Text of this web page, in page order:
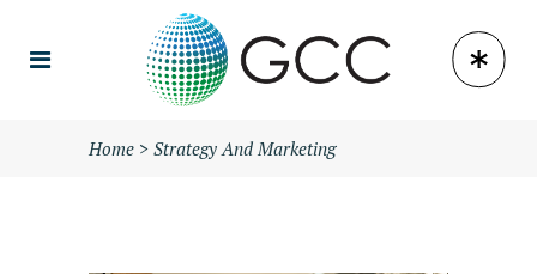
Home > Strategy And Marketing